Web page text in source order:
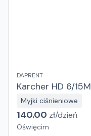
DAPRENT
Karcher HD 6/15M
Myjki ciśnieniowe
140.00 zł/dzień
Oświęcim